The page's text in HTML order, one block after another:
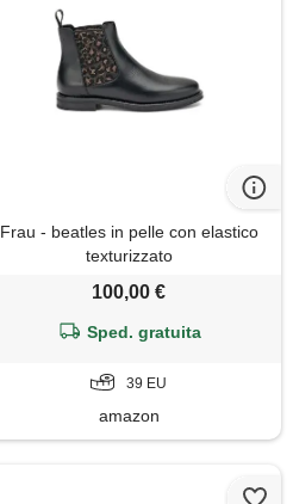
Frau - beatles in pelle con elastico
texturizzato
100,00 €
Sped. gratuita
39 EU
amazon